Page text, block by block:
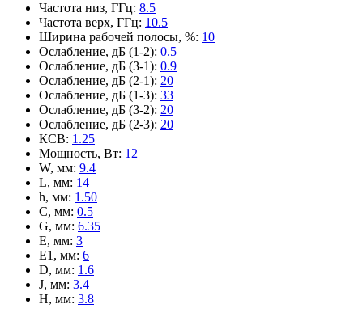
Частота низ, ГГц: 8.5
Частота верх, ГГц: 10.5
Ширина рабочей полосы, %: 10
Ослабление, дБ (1-2): 0.5
Ослабление, дБ (3-1): 0.9
Ослабление, дБ (2-1): 20
Ослабление, дБ (1-3): 33
Ослабление, дБ (3-2): 20
Ослабление, дБ (2-3): 20
КСВ: 1.25
Мощность, Вт: 12
W, мм: 9.4
L, мм: 14
h, мм: 1.50
C, мм: 0.5
G, мм: 6.35
E, мм: 3
E1, мм: 6
D, мм: 1.6
J, мм: 3.4
H, мм: 3.8